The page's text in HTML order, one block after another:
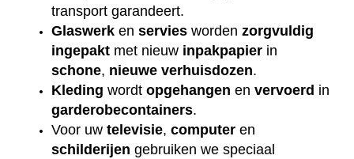
transport garandeert.
Glaswerk en servies worden zorgvuldig
ingepakt met nieuw inpakpapier in
schone, nieuwe verhuisdozen.
Kleding wordt opgehangen en vervoerd in
garderobecontainers.
Voor uw televisie, computer en
schilderijen gebruiken we speciaal